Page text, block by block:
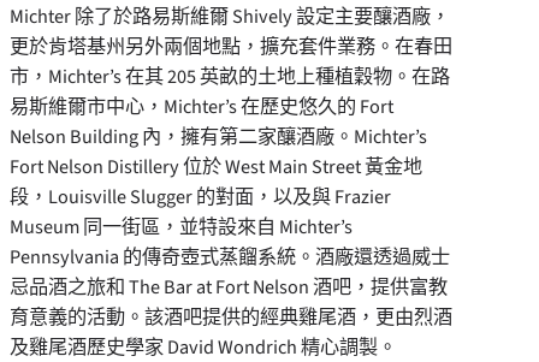
Michter 除了於路易斯維爾 Shively 設定主要釀酒廠，
更於肯塔基州另外兩個地點，擴充套件業務。在春田
市，Michter’s 在其 205 英畝的土地上種植穀物。在路
易斯維爾市中心，Michter’s 在歷史悠久的 Fort
Nelson Building 內，擁有第二家釀酒廠。Michter’s
Fort Nelson Distillery 位於 West Main Street 黃金地
段，Louisville Slugger 的對面，以及與 Frazier
Museum 同一街區，並特設來自 Michter’s
Pennsylvania 的傳奇壺式蒸餾系統。酒廠還透過威士
忌品酒之旅和 The Bar at Fort Nelson 酒吧，提供富教
育意義的活動。該酒吧提供的經典雞尾酒，更由烈酒
及雞尾酒歷史學家David Wondrich精心調製。